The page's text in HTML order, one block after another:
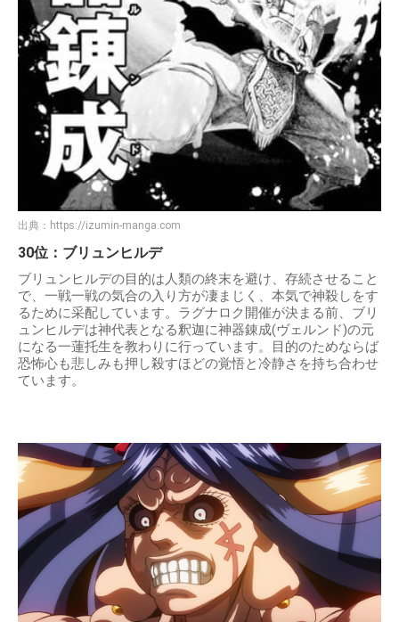
出典： https://izumin-manga.com
30位：ブリュンヒルデ
ブリュンヒルデの目的は人類の終末を避け、存続させること
で、一戦一戦の気合の入り方が凄まじく、本気で神殺しをす
るために采配しています。ラグナロク開催が決まる前、ブリ
ュンヒルデは神代表となる釈迦に神器錬成(ヴェルンド)の元
になる一蓮托生を教わりに行っています。目的のためならば
恐怖心も悲しみも押し殺すほどの覚悟と冷静さを持ち合わせ
ています。